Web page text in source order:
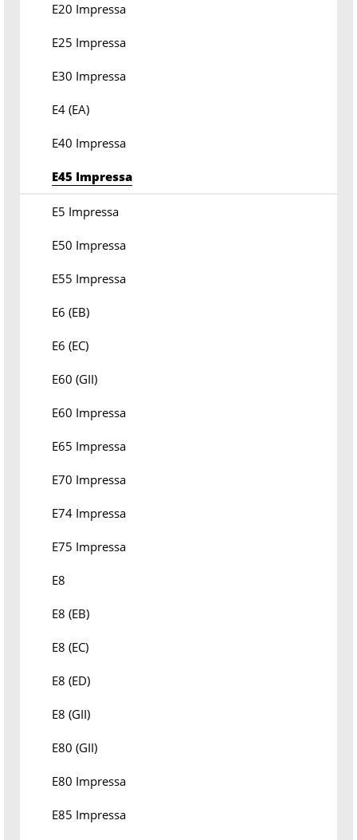
E20 Impressa
E25 Impressa
E30 Impressa
E4 (EA)
E40 Impressa
E45 Impressa
E5 Impressa
E50 Impressa
E55 Impressa
E6 (EB)
E6 (EC)
E60 (GII)
E60 Impressa
E65 Impressa
E70 Impressa
E74 Impressa
E75 Impressa
E8
E8 (EB)
E8 (EC)
E8 (ED)
E8 (GII)
E80 (GII)
E80 Impressa
E85 Impressa